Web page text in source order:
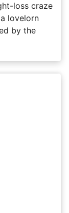
loss craze
lovelorn
by the